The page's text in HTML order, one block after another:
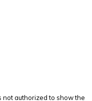
not authorized to show the